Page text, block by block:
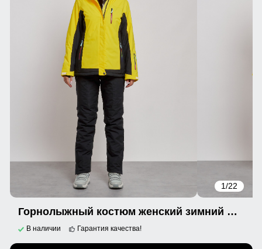
1/22
Горнолыжный костюм женский зимний желтого цвета 03327J
В наличии Гарантия качества!